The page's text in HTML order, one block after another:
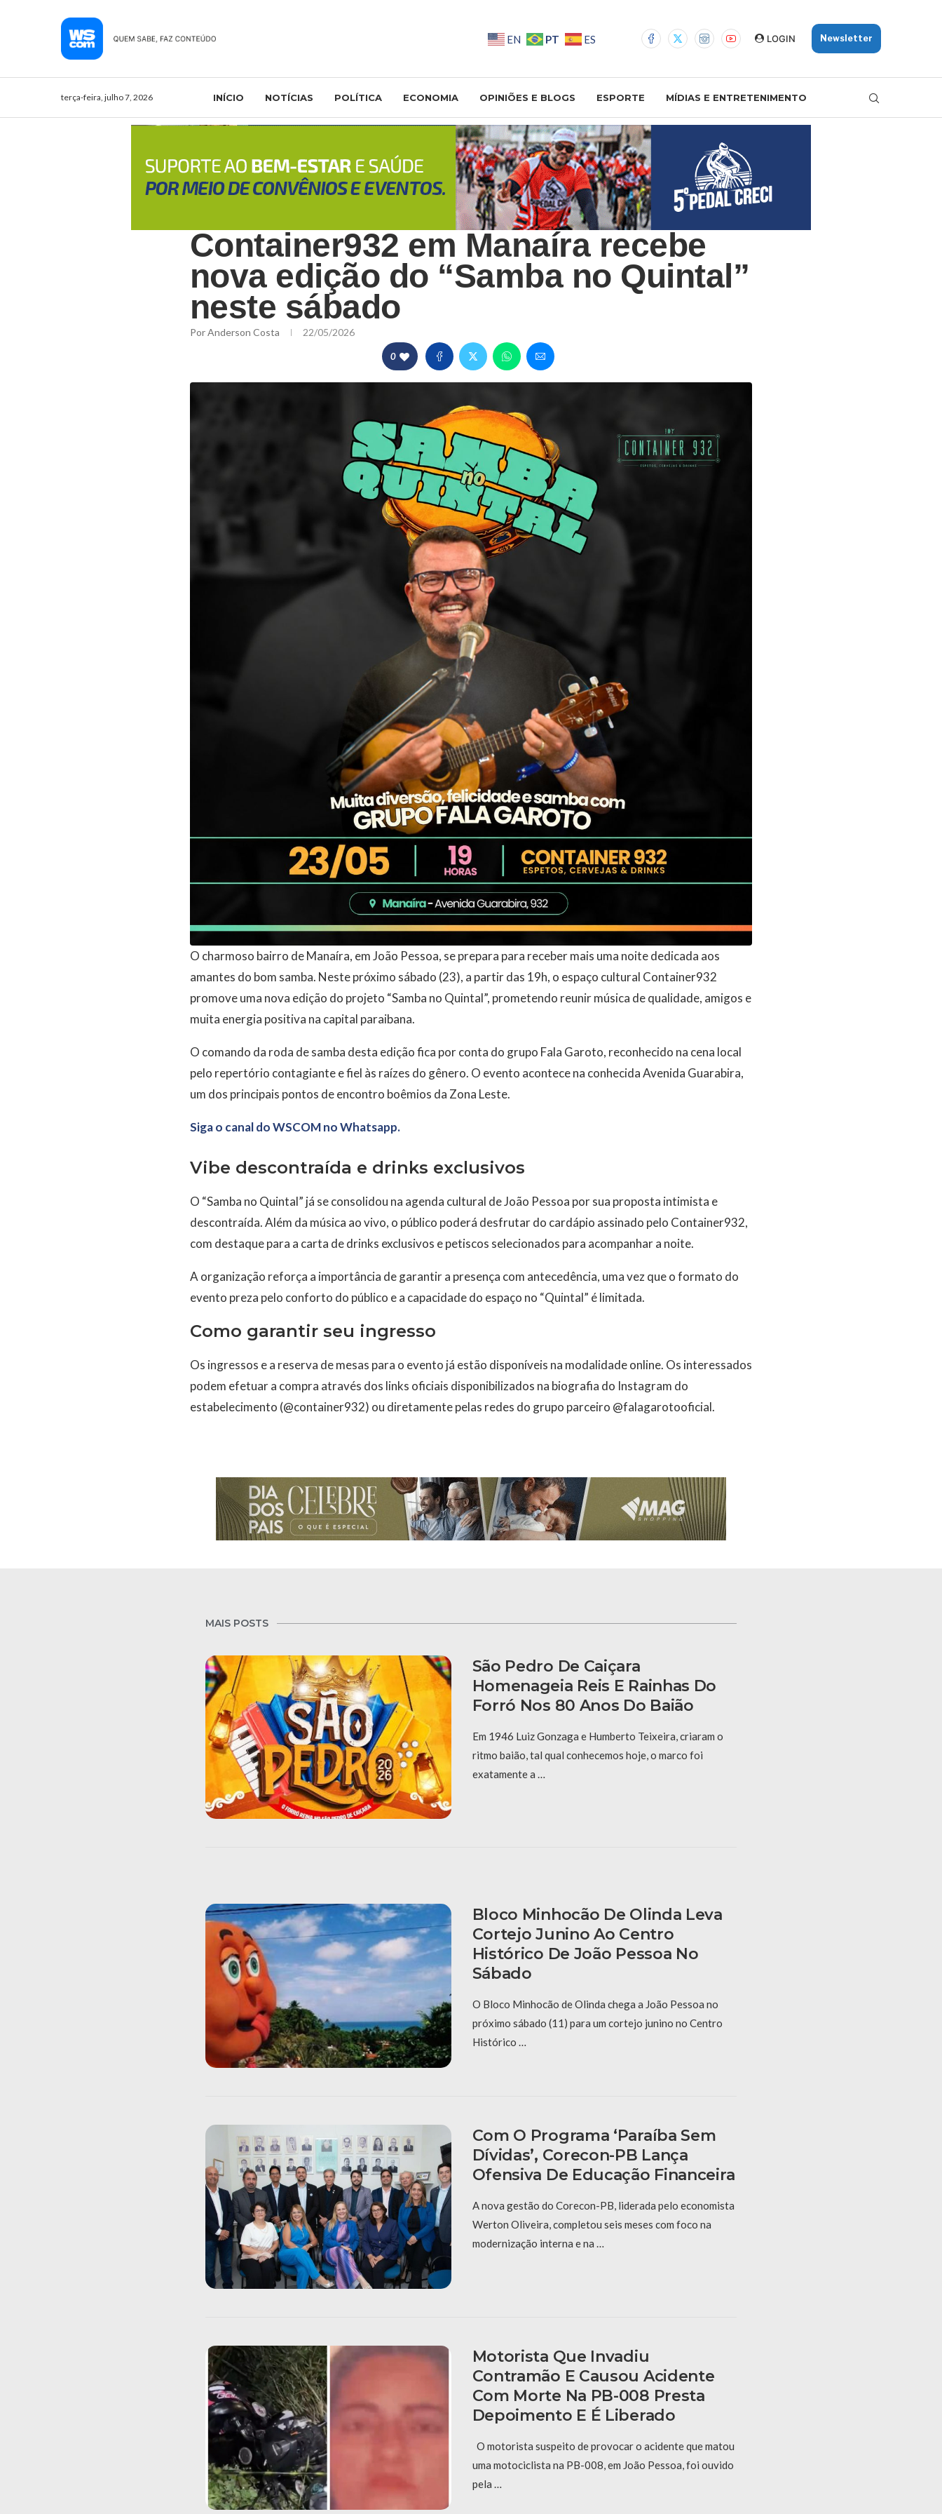
EN PT ES LOGIN Newsletter
terça-feira, julho 7, 2026 INÍCIO NOTÍCIAS POLÍTICA ECONOMIA OPINIÕES E BLOGS ESPORTE MÍDIAS E ENTRETENIMENTO
Container932 em Manaíra recebe
nova edição do “Samba no Quintal”
neste sábado
PorAnderson Costa 22/05/2026
0
O charmoso bairro de Manaíra, em João Pessoa, se prepara para receber mais uma noite dedicada aos
amantes do bom samba. Neste próximo sábado (23), a partir das 19h, o espaço cultural Container932
promove uma nova edição do projeto “Samba no Quintal”, prometendo reunir música de qualidade, amigos e
muita energia positiva na capital paraibana.
O comando da roda de samba desta edição fica por conta do grupo Fala Garoto, reconhecido na cena local
pelo repertório contagiante e fiel às raízes do gênero. O evento acontece na conhecida Avenida Guarabira,
um dos principais pontos de encontro boêmios da Zona Leste.
Siga o canal do WSCOM no Whatsapp.
Vibe descontraída e drinks exclusivos
O “Samba no Quintal” já se consolidou na agenda cultural de João Pessoa por sua proposta intimista e
descontraída. Além da música ao vivo, o público poderá desfrutar do cardápio assinado pelo Container932,
com destaque para a carta de drinks exclusivos e petiscos selecionados para acompanhar a noite.
A organização reforça a importância de garantir a presença com antecedência, uma vez que o formato do
evento preza pelo conforto do público e a capacidade do espaço no “Quintal” é limitada.
Como garantir seu ingresso
Os ingressos e a reserva de mesas para o evento já estão disponíveis na modalidade online. Os interessados
podem efetuar a compra através dos links oficiais disponibilizados na biografia do Instagram do
estabelecimento (@container932) ou diretamente pelas redes do grupo parceiro @falagarotooficial.
MAIS POSTS
São Pedro De Caiçara
Homenageia Reis E Rainhas Do
Forró Nos 80 Anos Do Baião
Em 1946 Luiz Gonzaga e Humberto Teixeira, criaram o
ritmo baião, tal qual conhecemos hoje, o marco foi
exatamente a …
Bloco Minhocão De Olinda Leva
Cortejo Junino Ao Centro
Histórico De João Pessoa No
Sábado
O Bloco Minhocão de Olinda chega a João Pessoa no
próximo sábado (11) para um cortejo junino no Centro
Histórico …
Com O Programa ‘Paraíba Sem
Dívidas’, Corecon-PB Lança
Ofensiva De Educação Financeira
A nova gestão do Corecon-PB, liderada pelo economista
Werton Oliveira, completou seis meses com foco na
modernização interna e na …
Motorista Que Invadiu
Contramão E Causou Acidente
Com Morte Na PB-008 Presta
Depoimento E É Liberado
O motorista suspeito de provocar o acidente que matou
uma motociclista na PB-008, em João Pessoa, foi ouvido
pela …